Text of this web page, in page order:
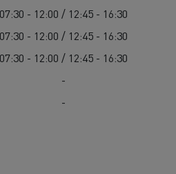
07:30 - 12:00 / 12:45 - 16:30
07:30 - 12:00 / 12:45 - 16:30
07:30 - 12:00 / 12:45 - 16:30
-
-